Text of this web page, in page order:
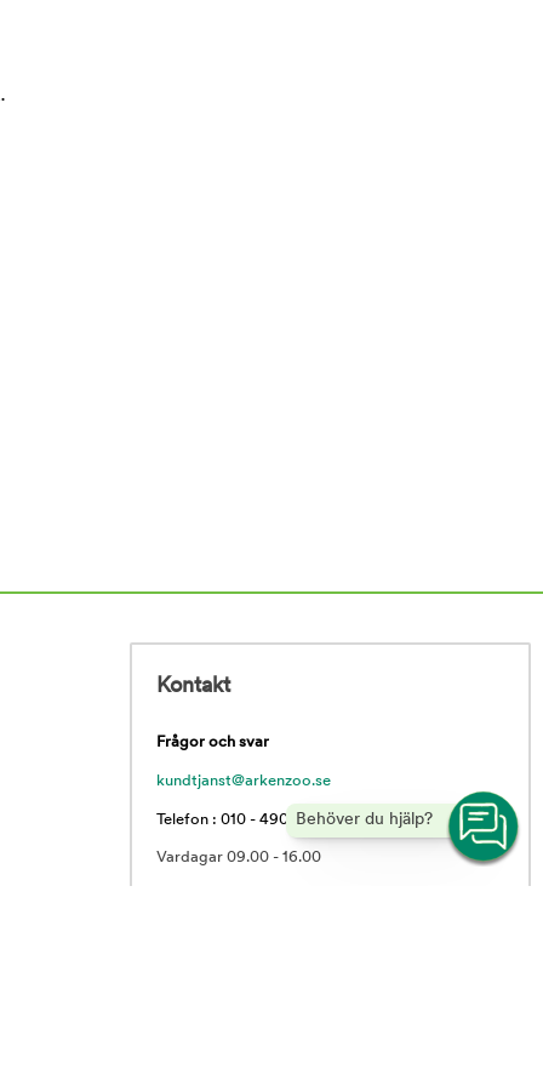
Behöver du hjälp?
Kontakt
Frågor och svar
kundtjanst@arkenzoo.se
Telefon : 010 - 490 62 55
Vardagar 09.00 - 16.00